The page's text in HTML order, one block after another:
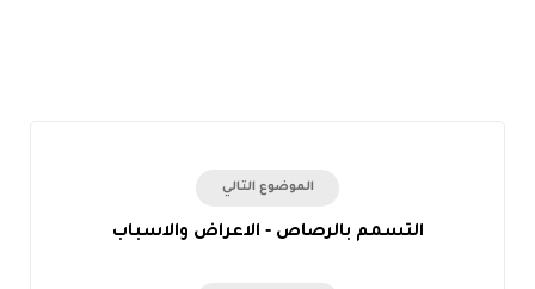
الموضوع التالي
التسمم بالرصاص - الاعراض والاسباب